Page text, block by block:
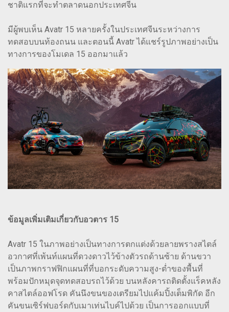
ชาติแรกที่จะทำตลาดนอกประเทศจีน
มีผู้พบเห็น Avatr 15 หลายครั้งในประเทศจีนระหว่างการ
ทดสอบบนท้องถนน และตอนนี้ Avatr ได้แชร์รูปภาพอย่างเป็น
ทางการของโมเดล 15 ออกมาแล้ว
ข้อมูลเพิ่มเติมเกี่ยวกับอวตาร 15
Avatr 15 ในภาพอย่างเป็นทางการตกแต่งด้วยลายพรางสไตล์
อวกาศที่เพ้นท์แผนที่ดวงดาวไว้ข้างตัวรถด้านซ้าย ด้านขวา
เป็นภาพกราฟฟิกแผนที่ที่บอกระดับความสูง-ต่ำของพื้นที่
พร้อมปักหมุดจุดทดสอบรถไว้ด้วย บนหลังคารถติดตั้งแร็คหลัง
คาสไตล์ออฟโรด คันนึงขนของเตรียมไปแค้มปิ้งเต็มพิกัด อีก
คันขนเซิร์ฟบอร์ดกับเมาเท่นไบค์ไปด้วย เป็นการออกแบบที่